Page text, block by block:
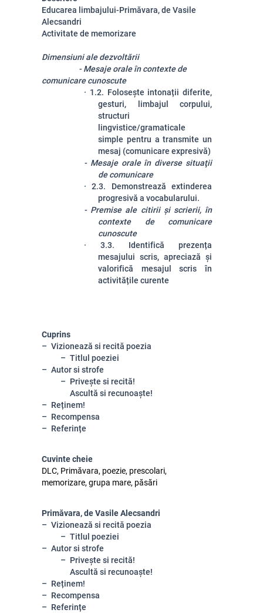
Educarea limbajului-Primăvara, de Vasile
Alecsandri
Activitate de memorizare
Dimensiuni ale dezvoltării
- Mesaje orale în contexte de
comunicare cunoscute
· 1.2. Folosește intonații diferite,
gesturi, limbajul corpului,
structuri
lingvistice/gramaticale
simple pentru a transmite un
mesaj (comunicare expresivă)
- Mesaje orale în diverse situaţii
de comunicare
· 2.3. Demonstrează extinderea
progresivă a vocabularului.
- Premise ale citirii și scrierii, în
contexte de comunicare
cunoscute
· 3.3. Identifică prezența
mesajului scris, apreciază și
valorifică mesajul scris în
activitățile curente
Cuprins
Vizionează si recită poezia
Titlul poeziei
Autor si strofe
Privește si recită!
Ascultă si recunoaște!
Reținem!
Recompensa
Referințe
Cuvinte cheie
DLC, Primăvara, poezie, prescolari,
memorizare, grupa mare, păsări
Primăvara, de Vasile Alecsandri
Vizionează si recită poezia
Titlul poeziei
Autor si strofe
Privește si recită!
Ascultă si recunoaște!
Reținem!
Recompensa
Referințe